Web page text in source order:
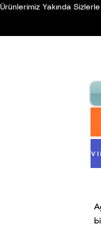
Ürünlerimiz Yakında